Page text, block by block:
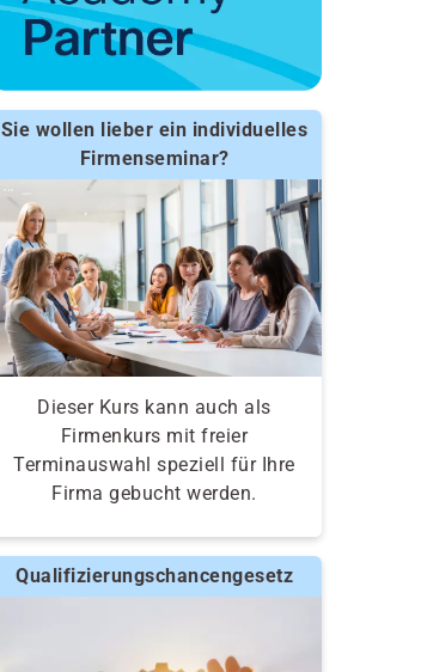
Sie wollen lieber ein individuelles
Firmenseminar?
Dieser Kurs kann auch als
Firmenkurs mit freier
Terminauswahl speziell für Ihre
Firma gebucht werden.
Qualifizierungschancengesetz